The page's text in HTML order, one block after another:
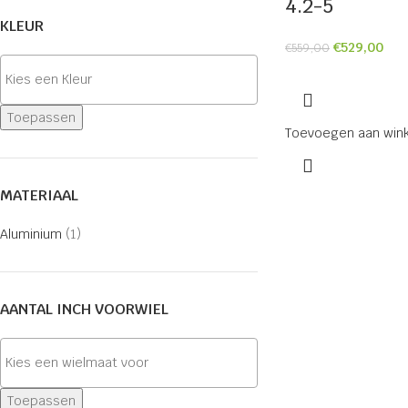
KLEUR
Toepassen
MATERIAAL
Aluminium (1)
AANTAL INCH VOORWIEL
Toepassen
4.2-5
€559,00 €529,00
Toevoegen aan